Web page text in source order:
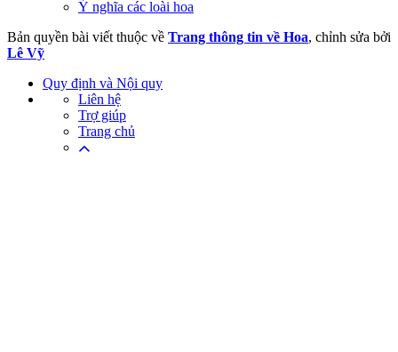
Ý nghĩa các loài hoa
Bản quyền bài viết thuộc về Trang thông tin về Hoa, chỉnh sửa bởi
Lê Vỹ
Quy định và Nội quy
Liên hệ
Trợ giúp
Trang chủ